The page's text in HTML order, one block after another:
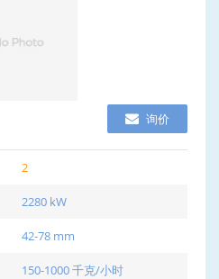
询价
2
2280 kW
42-78 mm
150-1000 千克/小时